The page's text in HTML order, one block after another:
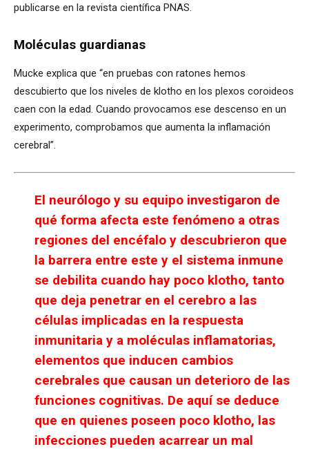
publicarse en la revista científica PNAS.
Moléculas guardianas
Mucke explica que “en pruebas con ratones hemos
descubierto que los niveles de klotho en los plexos coroideos
caen con la edad. Cuando provocamos ese descenso en un
experimento, comprobamos que aumenta la inflamación
cerebral”.
El neurólogo y su equipo investigaron de
qué forma afecta este fenómeno a otras
regiones del encéfalo y descubrieron que
la barrera entre este y el sistema inmune
se debilita cuando hay poco klotho, tanto
que deja penetrar en el cerebro a las
células implicadas en la respuesta
inmunitaria y a moléculas inflamatorias,
elementos que inducen cambios
cerebrales que causan un deterioro de las
funciones cognitivas. De aquí se deduce
que en quienes poseen poco klotho, las
infecciones pueden acarrear un mal